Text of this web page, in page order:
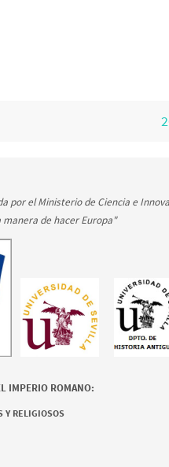
por el Ministerio de Ciencia e
de hacer Europa"
IMPERIO ROMANO:
Y RELIGIOSOS